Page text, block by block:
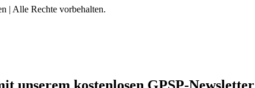
| Alle Rechte vorbehalten.